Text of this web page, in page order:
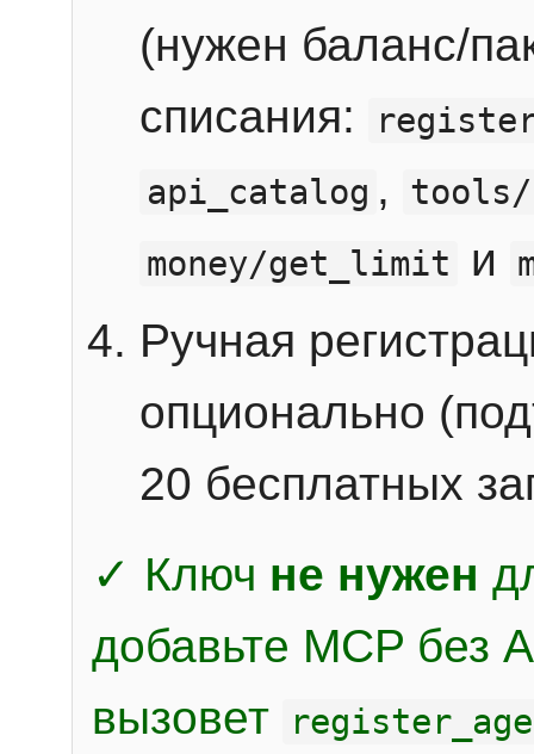
(нужен баланс/
списания:
api_catalog ,
money/get_limit
и
Ручная
опционально
20 бесплатных
✓ Ключ не нужен
добавьте MCP без
вызовет